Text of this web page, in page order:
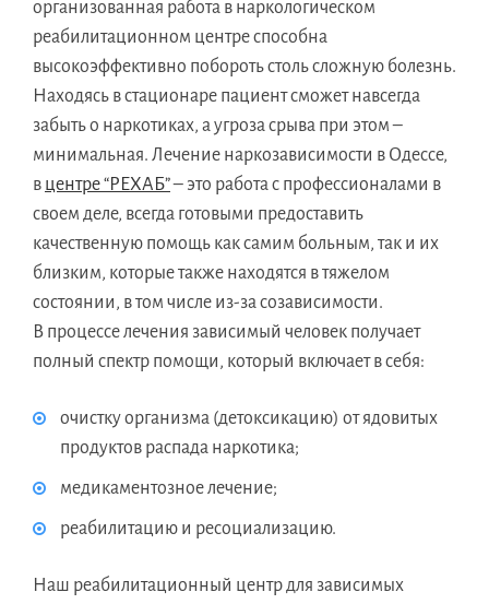
организованная работа в наркологическом
реабилитационном центре способна
высокоэффективно побороть столь сложную болезнь.
Находясь в стационаре пациент сможет навсегда
забыть о наркотиках, а угроза срыва при этом –
минимальная. Лечение наркозависимости в Одессе,
в центре “РЕХАБ”– это работа с профессионалами в
своем деле, всегда готовыми предоставить
качественную помощь как самим больным, так и их
близким, которые также находятся в тяжелом
состоянии, в том числе из-за созависимости.
В процессе лечения зависимый человек получает
полный спектр помощи, который включает в себя:
очистку организма (детоксикацию) от ядовитых
продуктов распада наркотика;
медикаментозное лечение;
реабилитацию и ресоциализацию.
Наш реабилитационный центр для зависимых